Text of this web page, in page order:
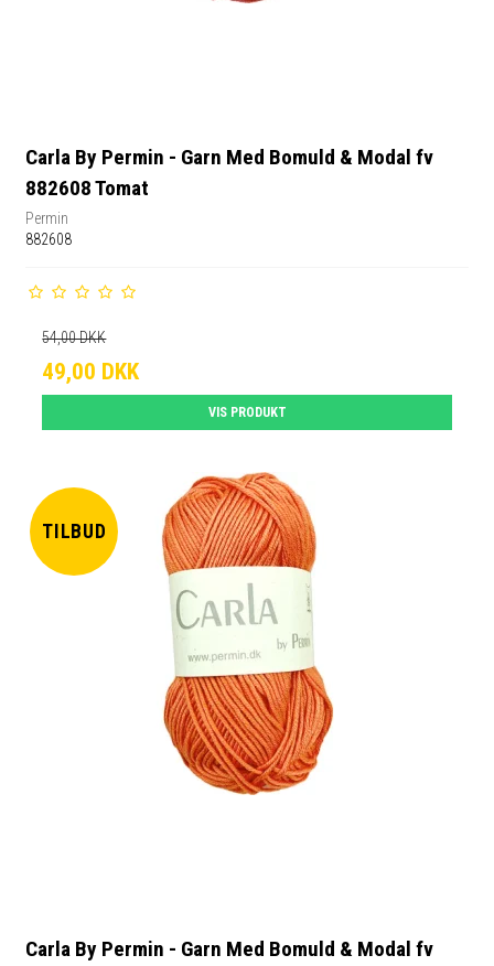
Carla By Permin - Garn Med Bomuld & Modal fv
882608 Tomat
Permin
882608
54,00 DKK
49,00 DKK
VIS PRODUKT
TILBUD
Carla By Permin - Garn Med Bomuld & Modal fv